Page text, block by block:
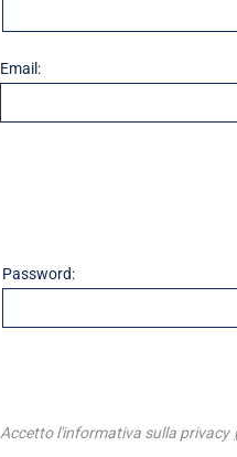
Email:
Password:
Accetto l'informativa sulla privacy